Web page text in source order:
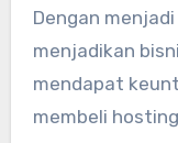
Dengan
menjadikan
mendapat
membeli